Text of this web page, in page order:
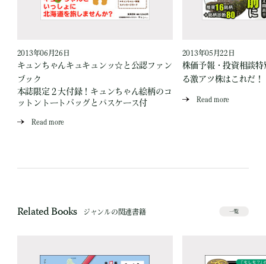
2013年06月26日
キュンちゃんキュキュンッ☆と公認ファン
ブック
本誌限定２大付録！キュンちゃん絵柄のコ
ットントートバッグとパスケース付
Read more
2013年05月22日
株価予報・投資相談
る激アツ株はこれだ！
Read more
Related Books ジャンルの関連書籍 一覧